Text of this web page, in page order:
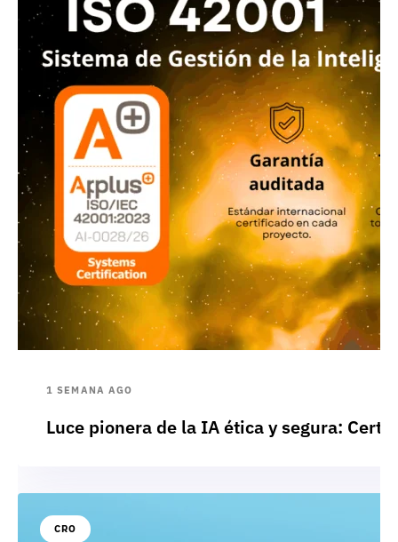
1 SEMANA AGO
Luce pionera de la IA ética y segura:
CRO